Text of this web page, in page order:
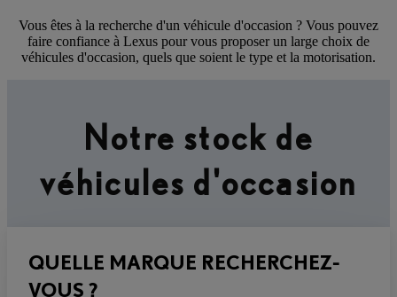
Vous êtes à la recherche d'un véhicule d'occasion ? Vous pouvez
faire confiance à Lexus pour vous proposer un large choix de
véhicules d'occasion, quels que soient le type et la motorisation.
Notre stock de
véhicules d'occasion
QUELLE MARQUE RECHERCHEZ-
VOUS ?